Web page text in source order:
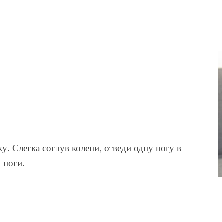
Слегка согнув колени, отведи одну ногу в
ноги.